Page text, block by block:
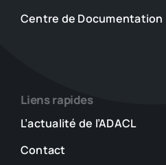
Centre de Documentation
Liens rapides
L’actualité de l’ADACL
Contact